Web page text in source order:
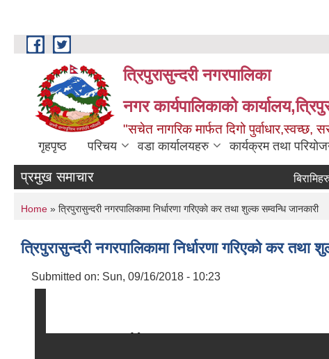
Skip to main content
त्रिपुरासुन्दरी नगरपालिका
नगर कार्यपालिकाको
"सचेत नागरिक मार्फत दिगो
गृहपृष्ठ परिचय वडा कार्यालयहरु कार्यक्रम तथा
प्रमुख समाचार
You are here
Home » त्रिपुरासुन्दरी नगरपालिकामा निर्धारणा गरिएकाे कर तथा शुल्क सम्वन्धि जानकारी
त्रिपुरासुन्दरी नगरपालिकामा निर्धारणा गरिएकाे कर तथा
Submitted on: Sun, 09/16/2018 - 10:23